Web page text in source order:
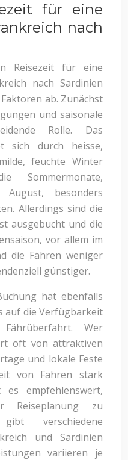
für eine
nach
Reisezeit für eine
nach Sardinien
ab. Zunächst
und saisonale
Rolle. Das
sich durch heisse,
feuchte Winter
besonders
Allerdings sind die
ausgebucht und die
vor allem im
die Fähren weniger
günstiger.
hat ebenfalls
auf die Verfügbarkeit
Wer
oft von attraktiven
und lokale Feste
von Fähren stark
empfehlenswert,
zu
verschiedene
und Sardinien
variieren je